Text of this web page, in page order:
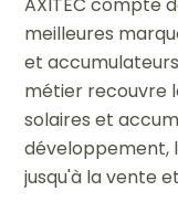
meilleures
et
métier recouvre
solaires et
développement,
jusqu'à la vente